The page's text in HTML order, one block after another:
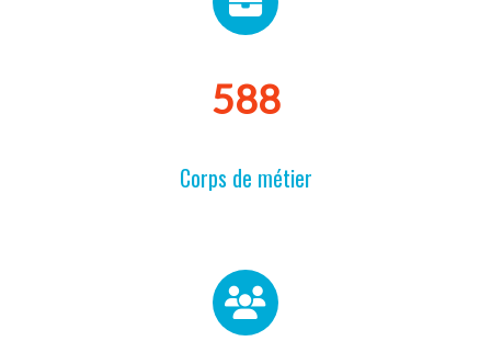
595
Corps de métier